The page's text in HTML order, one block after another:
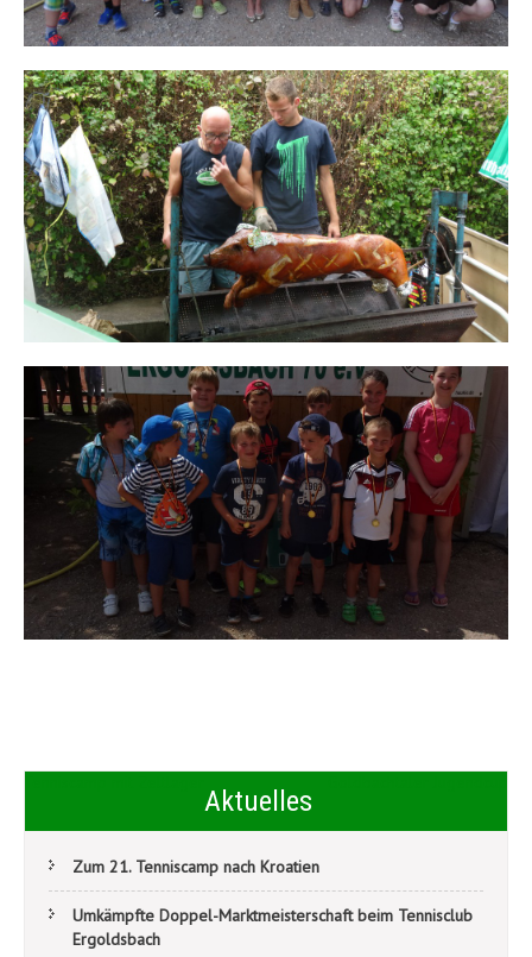
Beitragsnavigation
Aktuelles
Zum 21. Tenniscamp nach Kroatien
Umkämpfte Doppel-Marktmeisterschaft beim Tennisclub
Ergoldsbach